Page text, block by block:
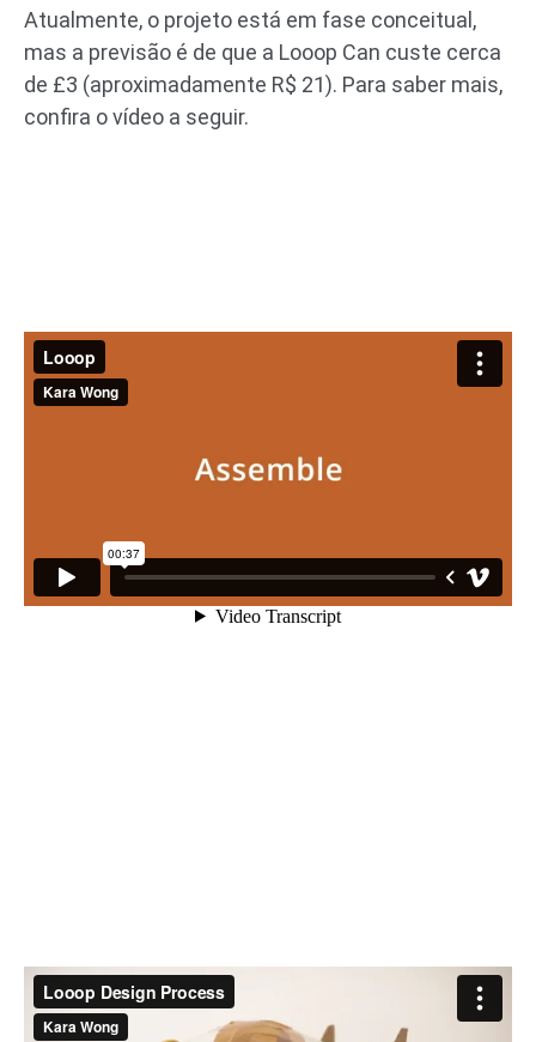
Atualmente, o projeto está em fase conceitual,
mas a previsão é de que a Looop Can custe cerca
de £3 (aproximadamente R$ 21). Para saber mais,
confira o vídeo a seguir.